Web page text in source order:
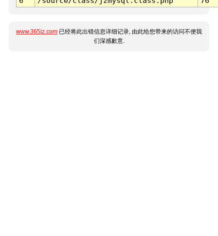
www.365jz.com 已经将此出错信息详细记录, 由此给您带来的访问不便我
们深感歉意.